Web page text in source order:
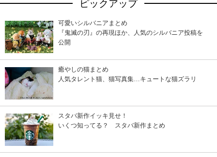
ピックアップ
可愛いシルバニアまとめ
『鬼滅の刃』の再現ほか、人気のシルバニア投稿を
公開
癒やしの猫まとめ
人気タレント猫、猫写真集…キュートな猫ズラリ
スタバ新作イッキ見せ！
いくつ知ってる？ スタバ新作まとめ